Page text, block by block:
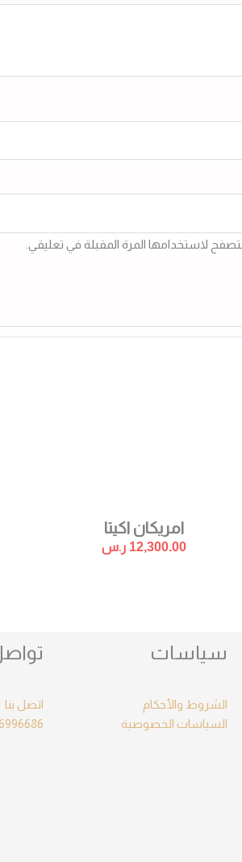
لاستخدامها المرة المقبلة في تعليقي.
امريكان اكيتا
12,300.00 ر.س
سياسات
الشروط والأحكام
السياسات الخصوصية
اتصل بنا